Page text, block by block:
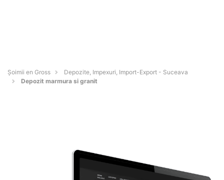
Șoimii en Gross
Depozite, Impexuri, Import-Export - Suceava
Depozit marmura si granit